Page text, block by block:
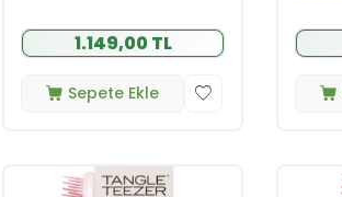
1.149,00 TL
Sepete Ekle